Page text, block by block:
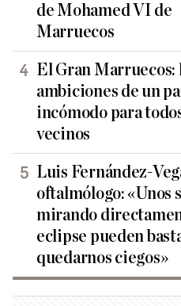
de Mohamed VI de
Marruecos
El Gran Marruecos:
ambiciones de un
incómodo para
vecinos
Luis Fernández-
oftalmólogo: «Unos
mirando
eclipse pueden
quedarnos ciegos»